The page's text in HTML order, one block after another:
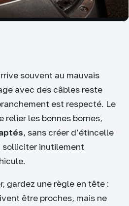
souvent au mauvais
avec des câbles reste
est respecté. Le
relier les bonnes bornes,
, sans créer d’étincelle
solliciter inutilement
gardez une règle en tête :
être proches, mais ne